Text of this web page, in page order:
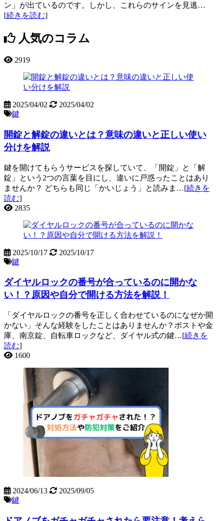
ン」が出ているのです。しかし、これらのサインを見逃…
[続きを読む]
人気のコラム
2919
2025/04/02
2025/04/02
鍵
開錠と解錠の違いとは？意味の違いと正しい使い
分けを解説
鍵を開けてもらうサービスを探していて、「開錠」と「解
錠」という2つの言葉を目にし、違いに戸惑ったことはあり
ませんか？ どちらも同じ「かいじょう」と読みま…[続きを
読む]
2835
2025/10/17
2025/10/17
鍵
ダイヤルロックの番号が合っているのに開かな
い！？原因や自分で開ける方法を解説！
「ダイヤルロックの番号を正しく合わせているのになぜか開
かない」そんな経験をしたことはありませんか？ポストや金
庫、南京錠、自転車ロックなど、ダイヤル式の鍵…[続きを
読む]
1600
2024/06/13
2025/09/05
鍵